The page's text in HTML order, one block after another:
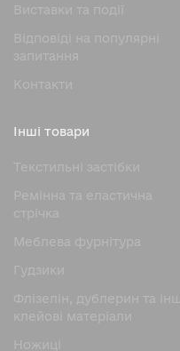
Виставки та події
Відповіді на популярні
запитання
Контакти
Інші товари
Текстильні застібки
Ремінна та еластична
стрічка
Меблева фурнітура
Гудзики
Флізелін, дублерин та інші
клейові матеріали
Ножицi